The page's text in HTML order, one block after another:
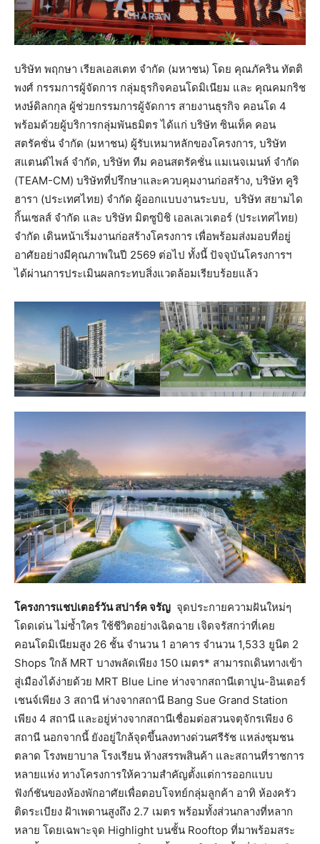
บริษัท พฤกษา เรียลเอสเตท จำกัด (มหาชน) โดย คุณภัคริน ทัตติ
พงศ์ กรรมการผู้จัดการ กลุ่มธุรกิจคอนโดมิเนียม และ คุณคมกริช
หงษ์ดิลกกุล ผู้ช่วยกรรมการผู้จัดการ สายงานธุรกิจ คอนโด 4
พร้อมด้วยผู้บริการกลุ่มพันธมิตร ได้แก่ บริษัท ซินเท็ค คอน
สตรัคชั่น จำกัด (มหาชน) ผู้รับเหมาหลักของโครงการ, บริษัท
สแตนด์ไพล์ จํากัด, บริษัท ทีม คอนสตรัคชั่น แมเนจเมนท์ จำกัด
(TEAM-CM) บริษัทที่ปรึกษาและควบคุมงานก่อสร้าง, บริษัท คูริ
ฮารา (ประเทศไทย) จำกัด ผู้ออกแบบงานระบบ, บริษัท สยามได
กิ้นเซลส์ จำกัด และ บริษัท มิตซูบิชิ เอลเลเวเตอร์ (ประเทศไทย)
จำกัด เดินหน้าเริ่มงานก่อสร้างโครงการ เพื่อพร้อมส่งมอบที่อยู่
อาศัยอย่างมีคุณภาพในปี 2569 ต่อไป ทั้งนี้ ปัจจุบันโครงการฯ
ได้ผ่านการประเมินผลกระทบสิ่งแวดล้อมเรียบร้อยแล้ว
โครงการแชปเตอร์วัน สปาร์ค จรัญ จุดประกายความฝันใหม่ๆ
โดดเด่น ไม่ซ้ำใคร ใช้ชีวิตอย่างเฉิดฉาย เจิดจรัสกว่าที่เคย
คอนโดมิเนียมสูง 26 ชั้น จำนวน 1 อาคาร จำนวน 1,533 ยูนิต 2
Shops ใกล้ MRT บางพลัดเพียง 150 เมตร* สามารถเดินทางเข้า
สู่เมืองได้ง่ายด้วย MRT Blue Line ห่างจากสถานีเตาปูน-อินเตอร์
เชนจ์เพียง 3 สถานี ห่างจากสถานี Bang Sue Grand Station
เพียง 4 สถานี และอยู่ห่างจากสถานีเชื่อมต่อสวนจตุจักรเพียง 6
สถานี นอกจากนี้ ยังอยู่ใกล้จุดขึ้นลงทางด่วนศรีรัช แหล่งชุมชน
ตลาด โรงพยาบาล โรงเรียน ห้างสรรพสินค้า และสถานที่ราชการ
หลายแห่ง ทางโครงการให้ความสำคัญตั้งแต่การออกแบบ
ฟังก์ชันของห้องพักอาศัยเพื่อตอบโจทย์กลุ่มลูกค้า อาทิ ห้องครัว
ติดระเบียง ฝ้าเพดานสูงถึง 2.7 เมตร พร้อมทั้งส่วนกลางที่หลาก
หลาย โดยเฉพาะจุด Highlight บนชั้น Rooftop ที่มาพร้อมสระ